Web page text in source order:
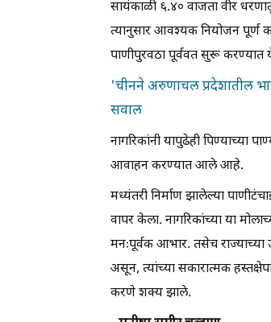
सायंकाळी ६.४० वाजता वीर
त्यानुसार आवश्यक नियोजन पूर्ण
पाणीपुरवठा पूर्ववत सुरू
'चीनने अरुणाचल प्रदेशातील
सवाल
नागरिकांनी यापुढेही पिण्याच्या
आवाहन करण्यात आले आहे.
मध्यंतरी निर्माण झालेल्या
वापर केला. नागरिकांच्या या
मनःपूर्वक आभार. तसेच राज्याच्या
असून, त्यांच्या सकारात्मक
करणे शक्य झाले.